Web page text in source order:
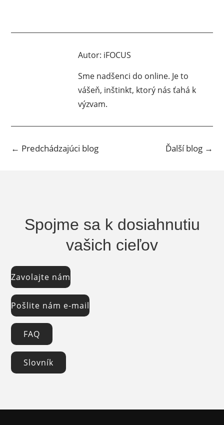
Autor: iFOCUS
Sme nadšenci do online. Je to
vášeň, inštinkt, ktorý nás ťahá k
výzvam.
← Predchádzajúci blog Ďalší blog→
Spojme sa k dosiahnutiu
vašich cieľov
Zavolajte nám
Pošlite nám e-mail
FAQ
Slovník